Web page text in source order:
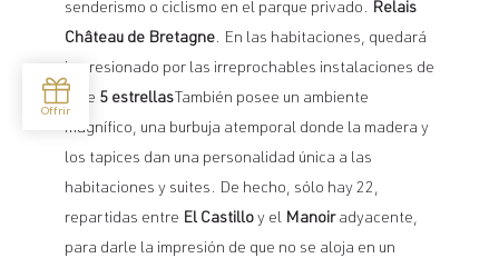
senderismo o ciclismo en el parque privado. Relais
Château de Bretagne. En las habitaciones, quedará
impresionado por las irreprochables instalaciones de
este 5 estrellasTambién posee un ambiente
magnífico, una burbuja atemporal donde la madera y
los tapices dan una personalidad única a las
habitaciones y suites. De hecho, sólo hay 22,
repartidas entre El Castilloy el Manoiradyacente,
para darle la impresión de que no se aloja en un